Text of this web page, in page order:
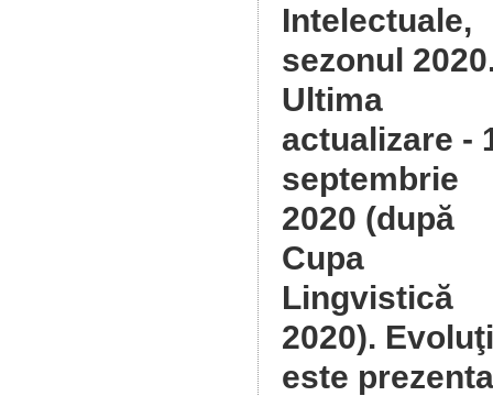
Intelectuale,
sezonul 2020
Ultima
actualizare -
septembrie
2020 (după
Cupa
Lingvistică
2020).
este